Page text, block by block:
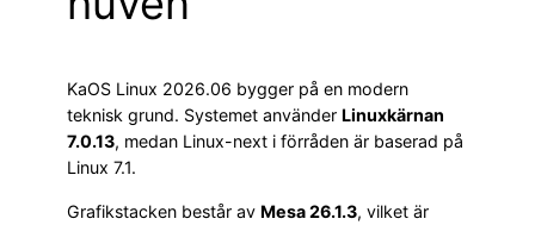
KaOS Linux 2026.06 bygger på en modern
teknisk grund. Systemet använder Linuxkärnan
7.0.13, medan Linux-next i förråden är baserad på
Linux 7.1.
Grafikstacken består av Mesa 26.1.3, vilket är